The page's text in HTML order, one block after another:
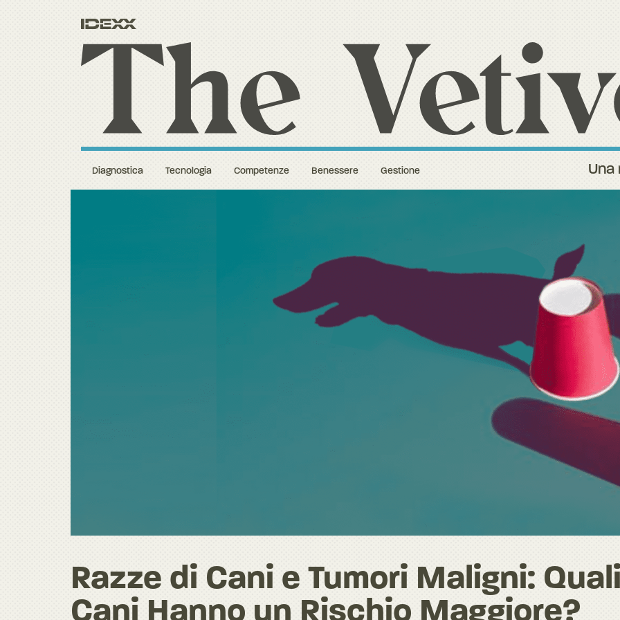
Diagnostica Tecnologia Competenze Benessere Gestione Una
Razze di Cani e Tumori Maligni:
Cani Hanno un Rischio Maggiore?